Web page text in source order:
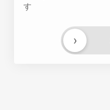
す
›